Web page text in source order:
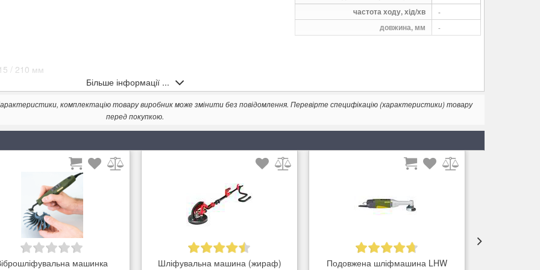
частота ходу, хід/хв -
довжина, мм -
/ 210 мм
Більше інформації ...
комплектацію товару виробник може змінити без повідомлення. Перевірте специфікацію (характеристики) товару
перед покупкою.
машинка
Шліфувальна машина (жираф)
Подовжена шліфмашина LHW